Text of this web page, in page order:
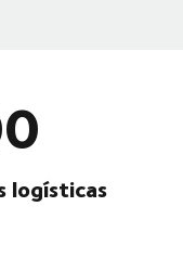
logísticas